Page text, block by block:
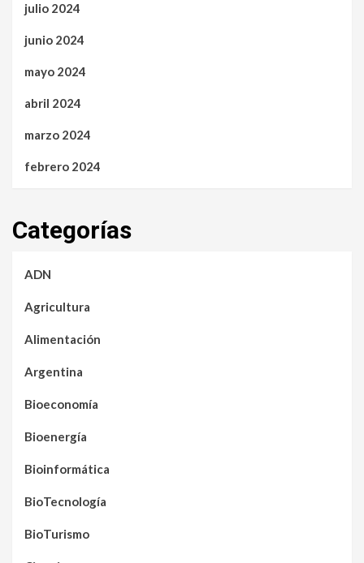
julio 2024
junio 2024
mayo 2024
abril 2024
marzo 2024
febrero 2024
Categorías
ADN
Agricultura
Alimentación
Argentina
Bioeconomía
Bioenergía
Bioinformática
BioTecnología
BioTurismo